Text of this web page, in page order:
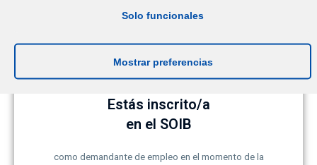
Estás inscrito/a
en el SOIB
como demandante de empleo en el momento de la
Solo funcionales
Mostrar preferencias